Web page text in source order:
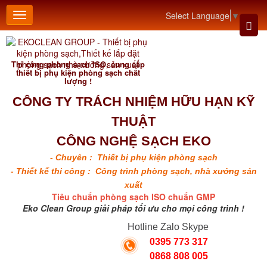
Thi công phòng sạch ISO, cung cấp
thiết bị phụ kiện phòng sạch chất
lượng !
CÔNG TY TRÁCH NHIỆM HỮU HẠN KỸ
THUẬT
CÔNG NGHỆ SẠCH EKO
- Chuyên : Thiết bị phụ kiện phòng sạch
- Thiết kế thi công : Công trình phòng sạch, nhà xưởng sản
xuất
Tiêu chuẩn phòng sạch ISO chuẩn GMP
Eko Clean Group giải pháp tối ưu cho mọi công trình !
Hotline Zalo Skype
0395 773 317
0868 808 005
Select Language▼